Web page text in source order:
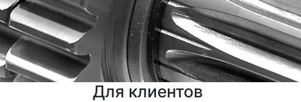
Для клиентов